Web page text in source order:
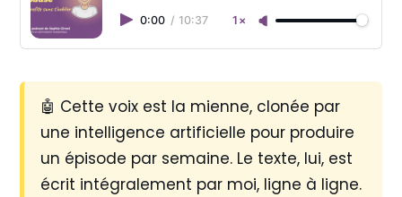
0:00 / 10:37 1×
🤖 Cette voix est la mienne, clonée par
une intelligence artificielle pour produire
un épisode par semaine. Le texte, lui, est
écrit intégralement par moi, ligne à ligne.